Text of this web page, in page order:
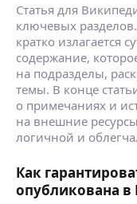
Статья для
ключевых
кратко излагается
содержание,
на подразделы,
темы. В конце
о примечаниях и
на внешние
логичной и
Как
опубликована